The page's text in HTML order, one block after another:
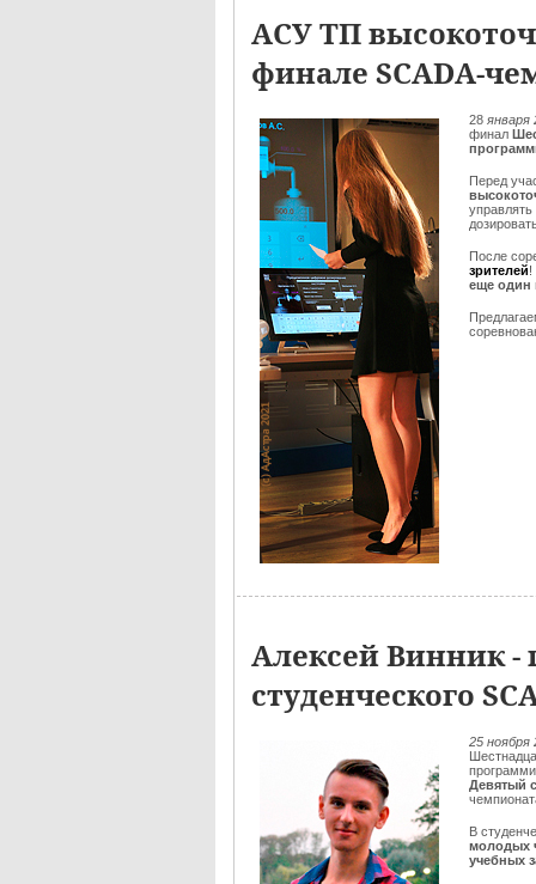
АСУ ТП
финале SCADA-
28 января
финал
Перед
После
зрителей!
еще один
Алексей Винник -
студенческого
25 ноября
Девятый
В
молодых
учебных